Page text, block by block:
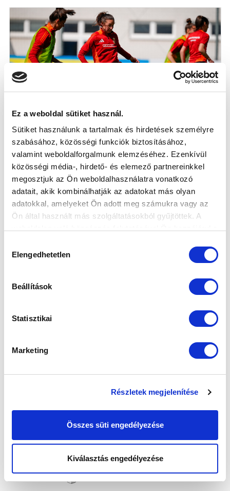
Ez a weboldal sütiket használ.
Sütiket használunk a tartalmak és hirdetések személyre
szabásához, közösségi funkciók biztosításához,
valamint weboldalforgalmunk elemzéséhez. Ezenkívül
közösségi média-, hirdető- és elemező partnereinkkel
megosztjuk az Ön weboldalhasználatra vonatkozó
adatait, akik kombinálhatják az adatokat más olyan
adatokkal, amelyeket Ön adott meg számukra vagy az
Ön által használt más szolgáltatásokból gyűjtöttek. A
kiválasztása
Elengedhetetlen
Beállítások
Statisztikai
Marketing
Részletek megjelenítése
Összes süti engedélyezése
Kiválasztás engedélyezése
BOKOR BLANKA DEBÜTÁLT A FELNŐTT
VÁLOGATOTTBAN